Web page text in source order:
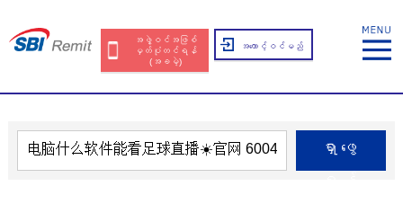
အဖွဲ့ဝင်အဖြစ်
မှတ်ပုံတင်ရန်
(အခမဲ့)
အကောင့်ဝင်မည်
ရှာဖွေ